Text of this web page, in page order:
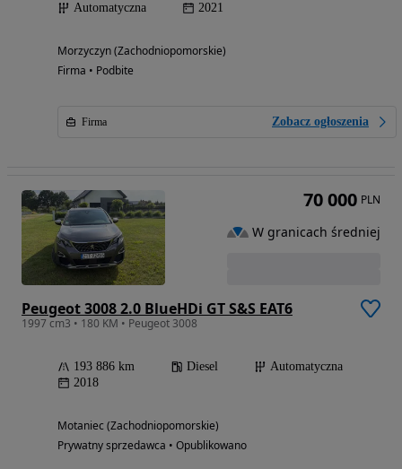
Automatyczna 2021
Morzyczyn (Zachodniopomorskie)
Firma • Podbite
Firma Zobacz ogłoszenia
Peugeot 3008 2.0 BlueHDi GT S&S EAT6
1997 cm3 • 180 KM • Peugeot 3008
193 886 km Diesel
Automatyczna
2018
Motaniec (Zachodniopomorskie)
Prywatny sprzedawca • Opublikowano
70 000 PLN
W granicach średniej